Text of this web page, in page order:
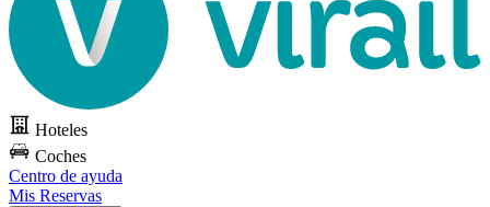
Hoteles
Coches
Centro de ayuda
Mis Reservas